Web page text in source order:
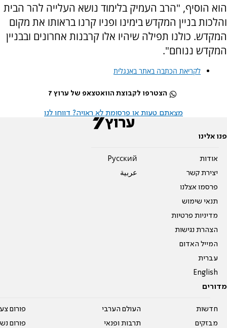
הוא הוסיף, "הרב העמיק בלימוד נושא העלייה להר הבית
והלכות בניין המקדש בימינו ופניו קרנו בראותו את מקום
המקדש. כולנו תפילה שיהיו אלו קרבנות אחרונים ובבניין
המקדש ננוחם".
לקריאת הכתבה באתר באנגלית
הצטרפו לקבוצת הוואטצאפ של ערוץ 7
מצאתם טעות או פרסומת לא ראויה? דווחו לנו
פנו אלינו
אודות
יצירת קשר
פרסמו אצלנו
תנאי שימוש
מדיניות פרטיות
הצהרת נגישות
המייל האדום
עברית
English
Pусский
عربية
מדורים
חדשות
מבזקים
העולם הערבי
תרבות ופנאי
פורום
פורום